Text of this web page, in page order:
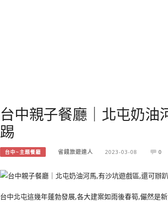
台中親子餐廳｜北屯奶油
踢
台中~主題餐廳 省錢旅遊達人 2023-03-08 0
台中北屯這幾年蓬勃發展,各大建案如雨後春筍,儼然是